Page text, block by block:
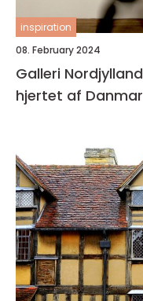
inspiration
08. February 2024
Galleri
hjertet af